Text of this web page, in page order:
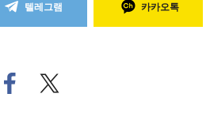
텔레그램 카카오톡
페
이
트위
터로